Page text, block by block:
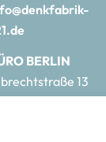
BERLIN
13